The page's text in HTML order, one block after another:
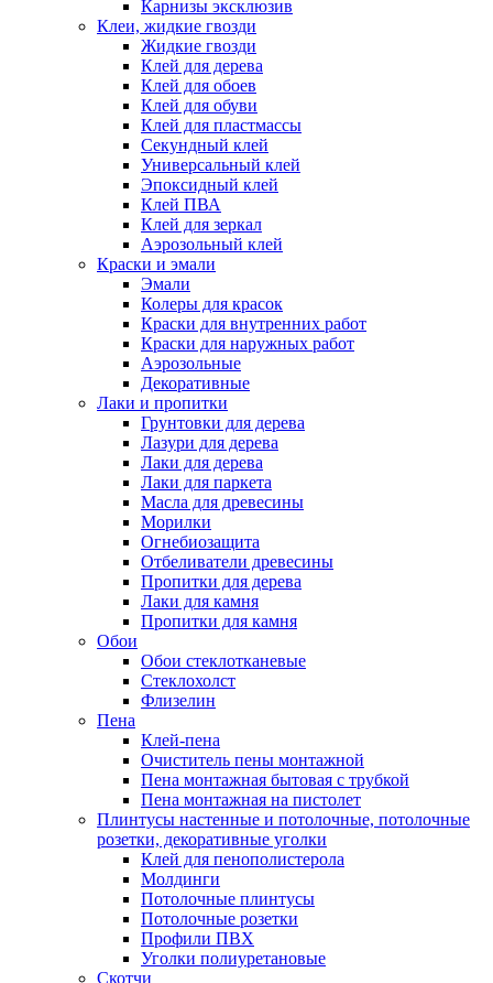
Карнизы эксклюзив
Клеи, жидкие гвозди
Жидкие гвозди
Клей для дерева
Клей для обоев
Клей для обуви
Клей для пластмассы
Секундный клей
Универсальный клей
Эпоксидный клей
Клей ПВА
Клей для зеркал
Аэрозольный клей
Краски и эмали
Эмали
Колеры для красок
Краски для внутренних работ
Краски для наружных работ
Аэрозольные
Декоративные
Лаки и пропитки
Грунтовки для дерева
Лазури для дерева
Лаки для дерева
Лаки для паркета
Масла для древесины
Морилки
Огнебиозащита
Отбеливатели древесины
Пропитки для дерева
Лаки для камня
Пропитки для камня
Обои
Обои стеклотканевые
Стеклохолст
Флизелин
Пена
Клей-пена
Очиститель пены монтажной
Пена монтажная бытовая с трубкой
Пена монтажная на пистолет
Плинтусы настенные и потолочные, потолочные
розетки, декоративные уголки
Клей для пенополистерола
Молдинги
Потолочные плинтусы
Потолочные розетки
Профили ПВХ
Уголки полиуретановые
Скотчи